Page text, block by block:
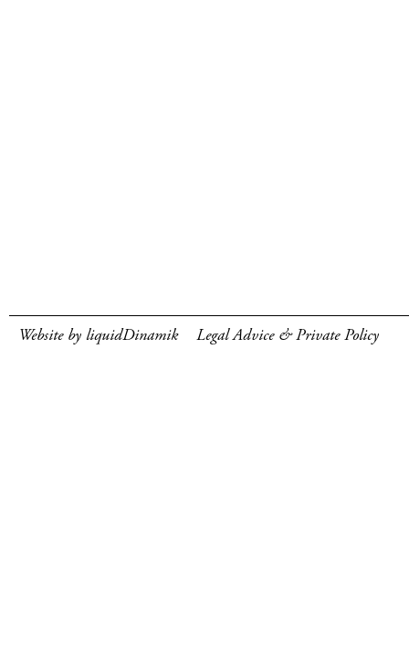
Website by liquidDinamik Legal Advice & Private Policy